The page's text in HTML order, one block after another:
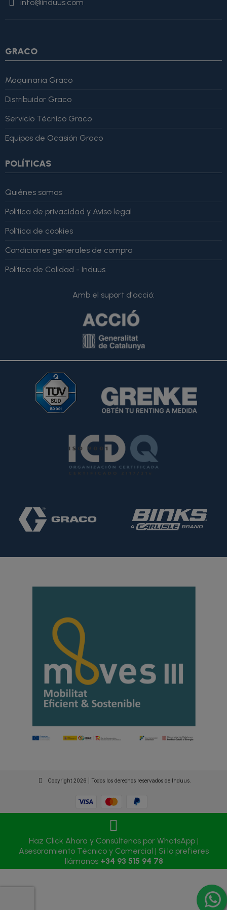
info@induus.com
GRACO
Maquinaria Graco
Distribuidor Graco
Servicio Técnico Graco
Equipos de Ocasión Graco
POLÍTICAS
Quiénes somos
Política de privacidad y Aviso legal
Política de cookies
Condiciones generales de compra
Política de Calidad - Induus
Amb el suport d'acció:
Copyright 2026 | Todos los derechos reservados de Induus.
Haz Click Ahora y Consúltenos por WhatsApp |
Asesoramiento Técnico y Comercial | Si lo prefieres
llámanos +34 93 515 94 78
Martínez" }, "reviewRating": { "@type": "Rating", "ratingValue":